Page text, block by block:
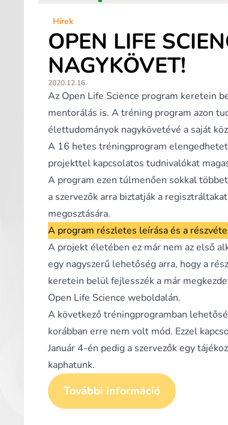
Hírek
OPEN LIFE
NAGYKÖVET!
2020.12.16.
Az Open Life Science program keretein
mentorálás is. A tréning program azon
élettudományok nagykövetévé a saját
A 16 hetes tréningprogram
projekttel kapcsolatos tudnivalókat
A program ezen túlmenően sokkal
a szervezők arra biztatják a
megosztására.
A program részletes leírása és a
A projekt életében ez már nem az első
egy nagyszerű lehetőség arra, hogy a
keretein belül fejlesszék a már
Open Life Science weboldalán.
A következő tréningprogramban
korábban erre nem volt mód. Ezzel
Január 4-én pedig a szervezők egy
kaphatunk.
További információ